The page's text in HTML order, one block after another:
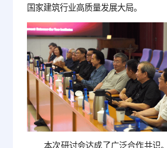
国家建筑行业高质量发展大局。
本次研讨会达成了广泛合作共识